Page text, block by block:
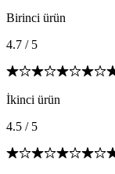
Birinci ürün
4.7 / 5
İkinci ürün
4.5 / 5